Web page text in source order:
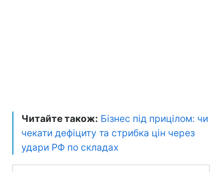
Читайте також: Бізнес під прицілом: чи
чекати дефіциту та стрибка цін через
удари РФ по складах